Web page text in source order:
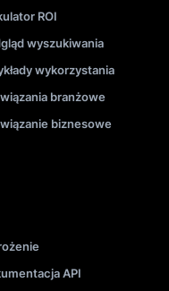
ROI
wyszukiwania
wykorzystania
branżowe
biznesowe
API